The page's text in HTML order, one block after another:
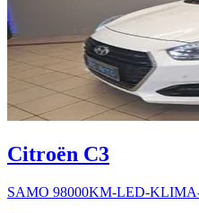
Citroën C3
SAMO 98000KM-LED-